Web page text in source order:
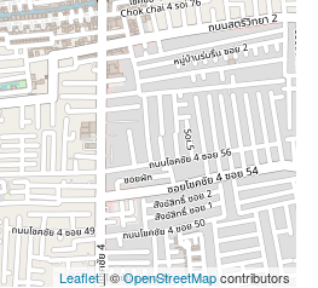
Leaflet| ©OpenStreetMapcontributors